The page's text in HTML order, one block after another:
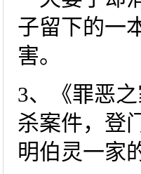
子留下的一
害。
3、《罪恶
杀案件，登
明伯灵一家